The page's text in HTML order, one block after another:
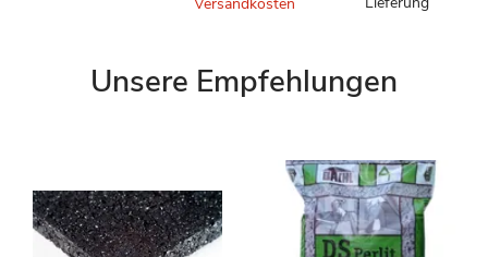
Unsere Empfehlungen